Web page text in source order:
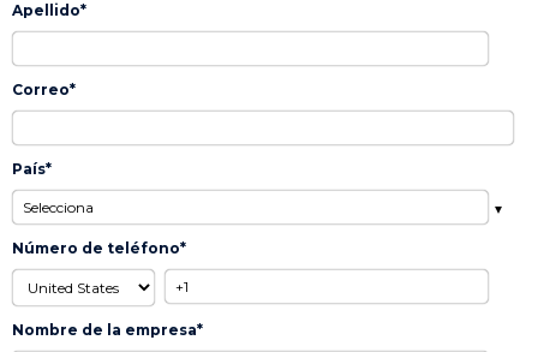
Apellido*
Correo*
País*
Número de teléfono*
Nombre de la empresa*